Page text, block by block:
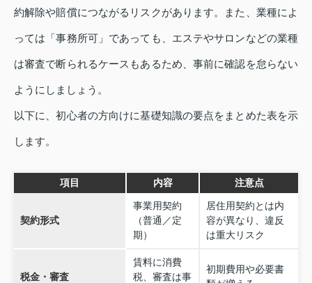
約解除や賠償につながるリスクがあります。また、業種によ
っては「事務所可」であっても、エステやサロンなどの業種
は審査で断られるケースもあるため、事前に確認を怠らない
ようにしましょう。
以下に、初心者の方向けに基礎知識の要点をまとめた表を示
します。
項目 内容 注意点
契約形式
事業用契約
（普通／定
期）
居住用契約とは内
容が異なり、違反
は重大リスク
税金・審査
賃料に消費
税、審査は事
初期費用や必要書